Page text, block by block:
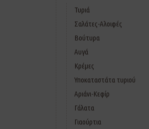
Τυριά
Σαλάτες-Αλοιφές
Βούτυρα
Αυγά
Κρέμες
Υποκαταστάτα τυριού
Αριάνι-Κεφίρ
Γάλατα
Γιαούρτια